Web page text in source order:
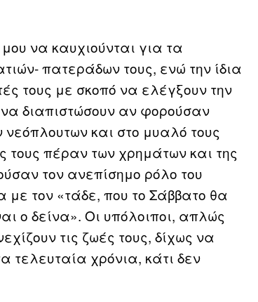
να καυχιούνται για τα
πατεράδων τους, ενώ την ίδια
τους με σκοπό να ελέγξουν την
διαπιστώσουν αν φορούσαν
και στο μυαλό τους
τους πέραν των χρημάτων και της
τον ανεπίσημο ρόλο του
τον «τάδε, που το Σάββατο θα
ο δείνα». Οι υπόλοιποι, απλώς
τις ζωές τους, δίχως να
χρόνια, κάτι δεν